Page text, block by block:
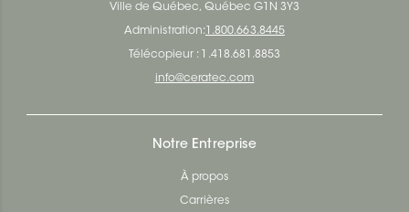
Ville de Québec, Québec G1N 3Y3
Administration: 1.800.663.8445
Télécopieur : 1.418.681.8853
info@ceratec.com
Notre Entreprise
À propos
Carrières